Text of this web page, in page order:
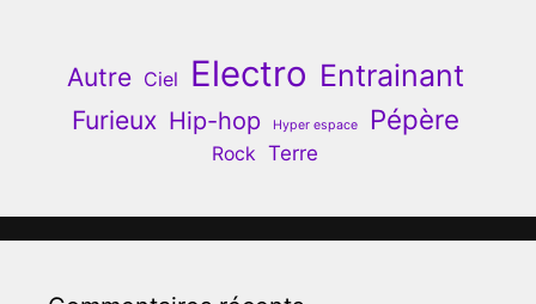
Autre Ciel Electro Entrainant
Furieux Hip-hop Hyper espace Pépère
Rock Terre